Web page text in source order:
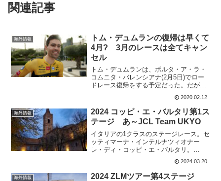
関連記事
海外情報
トム・デュムランの復帰は早くて
4月? 3月のレースは全てキャン
セル
トム・デュムランは、ボルタ・ア・ラ・
コムニタ・バレンシアナ(2月5日)でロー
ドレース復帰をする予定だった。だが、
体調不良でレースを回避。復帰は、3月11
日のTirreno-Adriaticoとアナウンスされて
いたが、それも回避となってしまい...
2020.02.12
海外情報
2024 コッピ・エ・バルタリ第1ス
テージ あ～JCL Team UKYO
イタリアの1クラスのステージレース。セ
ッティマーナ・インテルナツィオナー
レ・ディ・コッピ・エ・バルタリ。
Settimana Internazionale Coppi e
Bartali(2.1)歴代優勝者は 2023 マウロ・
シュミット...
2024.03.20
海外情報
2024 ZLMツアー第4ステージ